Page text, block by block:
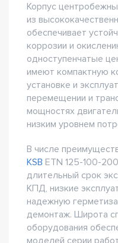
Корпус
из
обеспечивает
коррозии и
одноступенчатые
имеют компактную
установке и
перемещении и
мощностях
низким уровнем
В числе
KSB ETN 125-100-
длительный срок
КПД, низкие
надежную
демонтаж. Широта
оборудования